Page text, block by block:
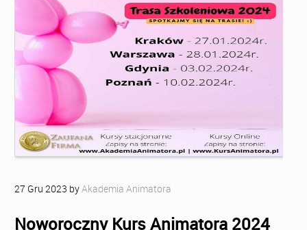
27 Gru 2023 byAkademia Animatora
Noworoczny Kurs Animatora 2024